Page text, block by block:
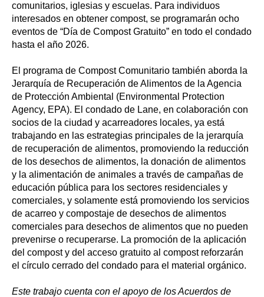
comunitarios, iglesias y escuelas. Para individuos
interesados en obtener compost, se programarán ocho
eventos de “Día de Compost Gratuito” en todo el condado
hasta el año 2026.
El programa de Compost Comunitario también aborda la
Jerarquía de Recuperación de Alimentos de la Agencia
de Protección Ambiental (Environmental Protection
Agency, EPA). El condado de Lane, en colaboración con
socios de la ciudad y acarreadores locales, ya está
trabajando en las estrategias principales de la jerarquía
de recuperación de alimentos, promoviendo la reducción
de los desechos de alimentos, la donación de alimentos
y la alimentación de animales a través de campañas de
educación pública para los sectores residenciales y
comerciales, y solamente está promoviendo los servicios
de acarreo y compostaje de desechos de alimentos
comerciales para desechos de alimentos que no pueden
prevenirse o recuperarse. La promoción de la aplicación
del compost y del acceso gratuito al compost reforzarán
el círculo cerrado del condado para el material orgánico.
Este trabajo cuenta con el apoyo de los Acuerdos de